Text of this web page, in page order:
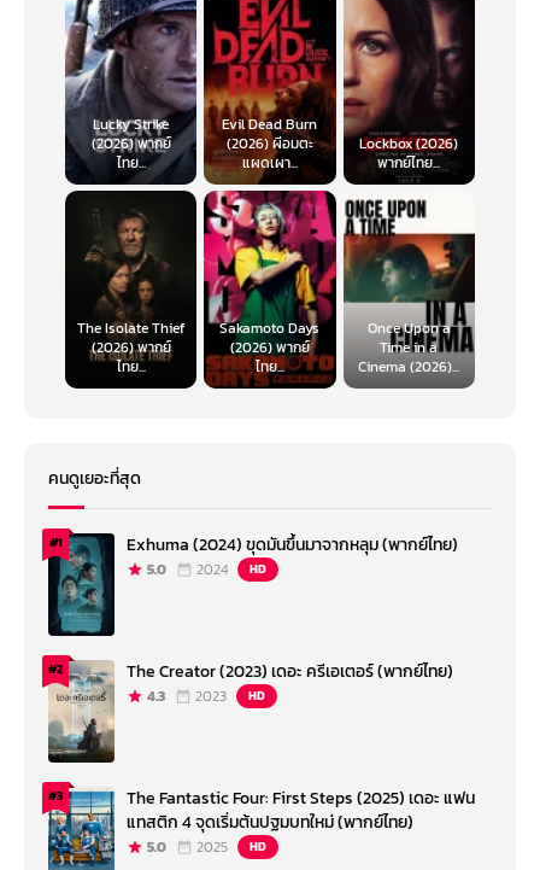
Lucky Strike
(2026) พากย์
ไทย...
Evil Dead Burn
(2026) ผีอมตะ
แผดเผา...
Lockbox (2026)
พากย์ไทย...
The Isolate Thief
(2026) พากย์
ไทย...
Sakamoto Days
(2026) พากย์
ไทย...
Once Upon a
Time in a
Cinema (2026)...
คนดูเยอะที่สุด
#1 Exhuma (2024) ขุดมันขึ้นมาจากหลุม (พากย์ไทย)
5.0 2024 HD
#2 The Creator (2023) เดอะ ครีเอเตอร์ (พากย์ไทย)
4.3 2023 HD
#3
The Fantastic Four: First Steps (2025) เดอะ แฟน
แทสติก 4 จุดเริ่มต้นปฐมบทใหม่ (พากย์ไทย)
5.0 2025 HD